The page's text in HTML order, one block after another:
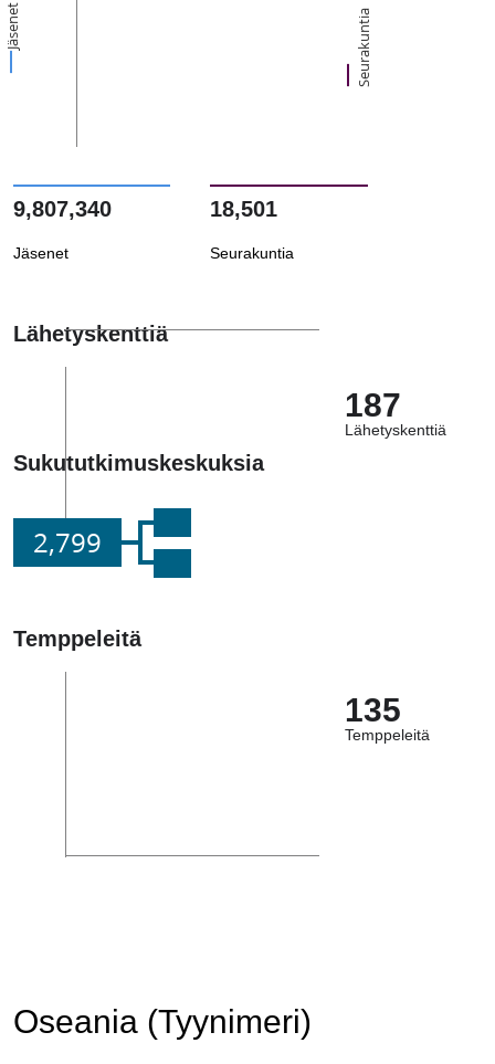
Jäsenet Seurakuntia
9,807,340
Jäsenet
18,501
Seurakuntia
Lähetyskenttiä
187
Lähetyskenttiä
Sukututkimuskeskuksia
2,799
Temppeleitä
135
Temppeleitä
Oseania (Tyynimeri)